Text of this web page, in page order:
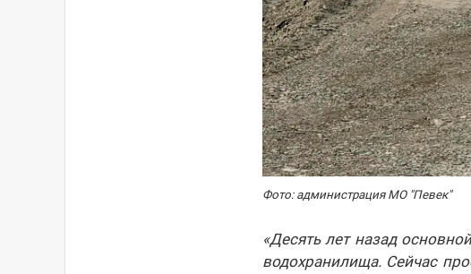
Фото: администрация МО "Певек"
«Десять лет назад
водохранилища. Сейчас